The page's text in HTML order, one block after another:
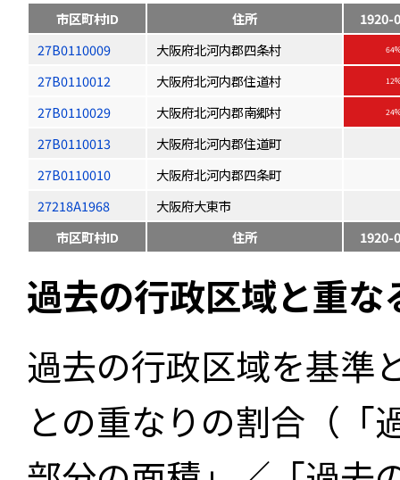
市区町村ID 住所
1920-
27B0110009
大阪府北河内郡四条村
27B0110012 大阪府北河内郡住道村
27B0110029 大阪府北河内郡南郷村
27B0110013
大阪府北河内郡住道町
27B0110010
大阪府北河内郡四条町
27218A1968
大阪府大東市
市区町村ID
住所 1920-
過去の行政区域と重
過去の行政区域を基準
との重なりの割合（「